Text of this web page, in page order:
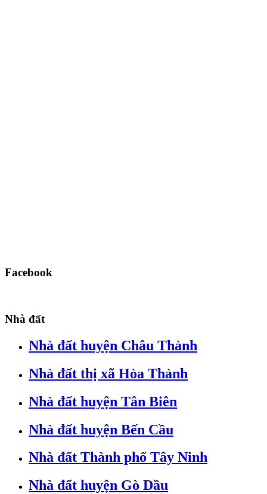
Facebook
Nhà đất
Nhà đất huyện Châu Thành
Nhà đất thị xã Hòa Thành
Nhà đất huyện Tân Biên
Nhà đất huyện Bến Cầu
Nhà đất Thành phố Tây Ninh
Nhà đất huyện Gò Dầu